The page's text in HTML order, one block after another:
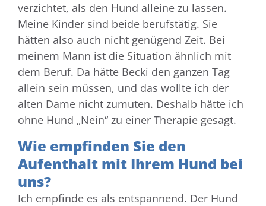
verzichtet, als den Hund alleine zu lassen.
Meine Kinder sind beide berufstätig. Sie
hätten also auch nicht genügend Zeit. Bei
meinem Mann ist die Situation ähnlich mit
dem Beruf. Da hätte Becki den ganzen Tag
allein sein müssen, und das wollte ich der
alten Dame nicht zumuten. Deshalb hätte ich
ohne Hund „Nein“ zu einer Therapie gesagt.
Wie empfinden Sie den
Aufenthalt mit Ihrem Hund bei
uns?
Ich empfinde es als entspannend. Der Hund